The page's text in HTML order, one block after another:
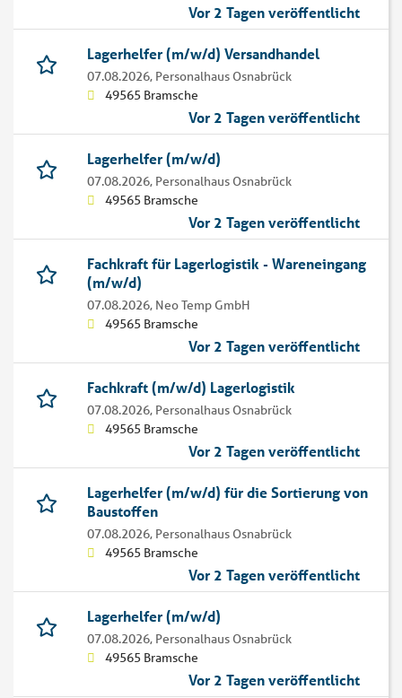
Vor 2 Tagen veröffentlicht
Lagerhelfer (m/w/d) Versandhandel
07.08.2026, Personalhaus Osnabrück
49565 Bramsche
Vor 2 Tagen veröffentlicht
Lagerhelfer (m/w/d)
07.08.2026, Personalhaus Osnabrück
49565 Bramsche
Vor 2 Tagen veröffentlicht
Fachkraft für Lagerlogistik - Wareneingang
(m/w/d)
07.08.2026, Neo Temp GmbH
49565 Bramsche
Vor 2 Tagen veröffentlicht
Fachkraft (m/w/d) Lagerlogistik
07.08.2026, Personalhaus Osnabrück
49565 Bramsche
Vor 2 Tagen veröffentlicht
Lagerhelfer (m/w/d) für die Sortierung von
Baustoffen
07.08.2026, Personalhaus Osnabrück
49565 Bramsche
Vor 2 Tagen veröffentlicht
Lagerhelfer (m/w/d)
07.08.2026, Personalhaus Osnabrück
49565 Bramsche
Vor 2 Tagen veröffentlicht